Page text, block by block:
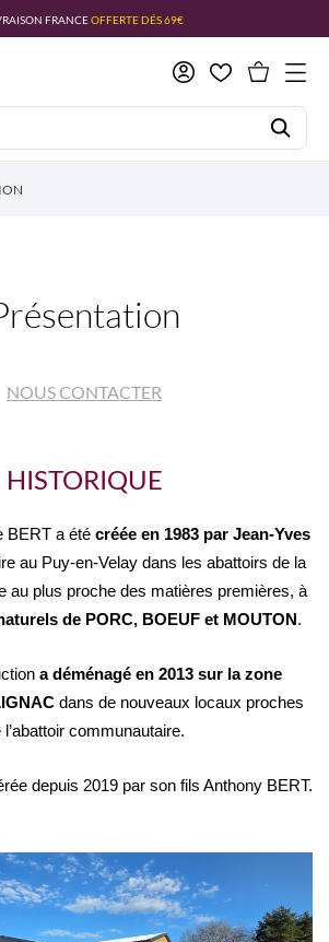
FRANCEOFFERTE DÉS 69€
NOUS CONTACTER
HISTORIQUE
BERT a été créée en 1983 par Jean-Yves
au Puy-en-Velay dans les abattoirs de la
au plus proche des matières premières, à
de PORC, BOEUF et MOUTON.
a déménagé en 2013 sur la zone
dans de nouveaux locaux proches
l’abattoir communautaire.
depuis 2019 par son fils Anthony BERT.